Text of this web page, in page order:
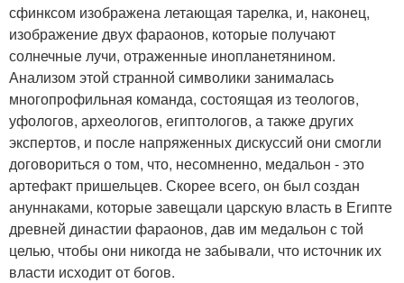
сфинксом изображена летающая тарелка, и, наконец,
изображение двух фараонов, которые получают
солнечные лучи, отраженные инопланетянином.
Анализом этой странной символики занималась
многопрофильная команда, состоящая из теологов,
уфологов, археологов, египтологов, а также других
экспертов, и после напряженных дискуссий они смогли
договориться о том, что, несомненно, медальон - это
артефакт пришельцев. Скорее всего, он был создан
ануннаками, которые завещали царскую власть в Египте
древней династии фараонов, дав им медальон с той
целью, чтобы они никогда не забывали, что источник их
власти исходит от богов.